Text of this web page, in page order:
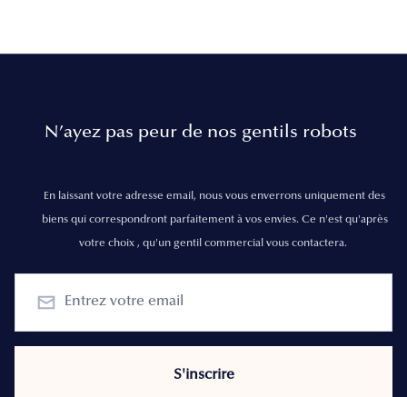
N’ayez pas peur de nos gentils robots
En laissant votre adresse email, nous vous enverrons uniquement des
biens qui correspondront parfaitement à vos envies. Ce n'est qu'après
votre choix , qu'un gentil commercial vous contactera.